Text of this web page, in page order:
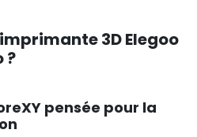
3D Elegoo
?
pensée pour la